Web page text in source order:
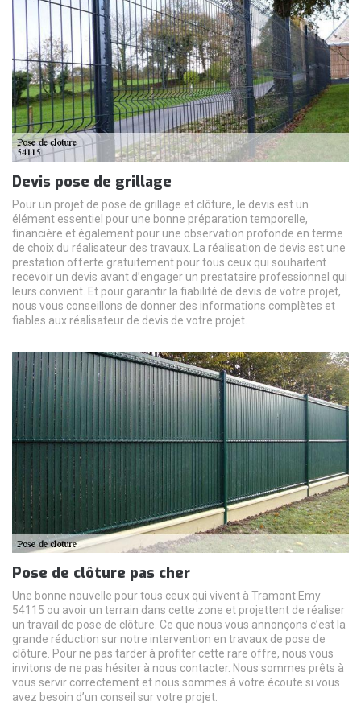
Devis pose de grillage
Pour un projet de pose de grillage et clôture, le devis est un
élément essentiel pour une bonne préparation temporelle,
financière et également pour une observation profonde en terme
de choix du réalisateur des travaux. La réalisation de devis est une
prestation offerte gratuitement pour tous ceux qui souhaitent
recevoir un devis avant d’engager un prestataire professionnel qui
leurs convient. Et pour garantir la fiabilité de devis de votre projet,
nous vous conseillons de donner des informations complètes et
fiables aux réalisateur de devis de votre projet.
Pose de clôture pas cher
Une bonne nouvelle pour tous ceux qui vivent à Tramont Emy
54115 ou avoir un terrain dans cette zone et projettent de réaliser
un travail de pose de clôture. Ce que nous vous annonçons c’est la
grande réduction sur notre intervention en travaux de pose de
clôture. Pour ne pas tarder à profiter cette rare offre, nous vous
invitons de ne pas hésiter à nous contacter. Nous sommes prêts à
vous servir correctement et nous sommes à votre écoute si vous
avez besoin d’un conseil sur votre projet.